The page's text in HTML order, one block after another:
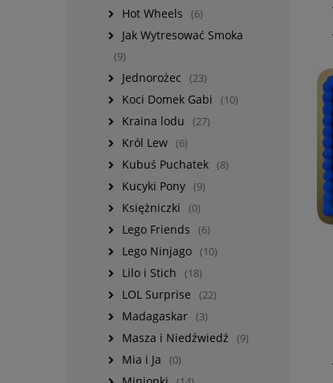
Hot Wheels (6)
Jak Wytresować Smoka
(9)
Jednorożec (23)
Koci Domek Gabi (10)
Kraina lodu (27)
Król Lew (6)
Kubuś Puchatek (8)
Kucyki Pony (9)
Księżniczki (0)
Lego Friends (6)
Lego Ninjago (10)
Lilo i Stich (18)
LOL Surprise (22)
Madagaskar (3)
Masza i Niedźwiedź (9)
Mia i Ja (0)